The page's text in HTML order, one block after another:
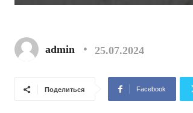
admin 25.07.2024
Поделиться Facebook